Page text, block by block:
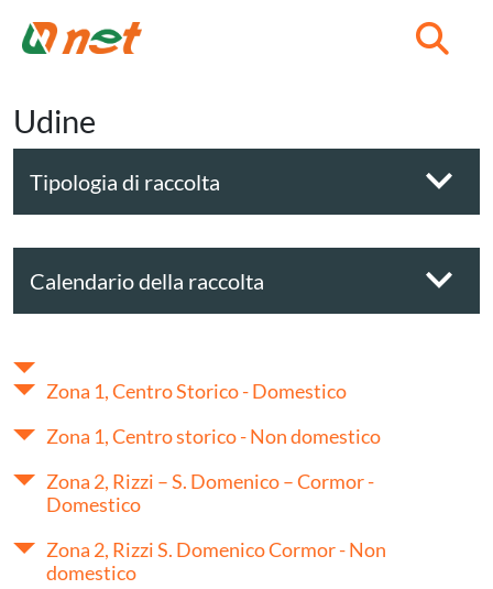
Udine
Tipologia di raccolta
Calendario della raccolta
Zona 1, Centro Storico - Domestico
Zona 1, Centro storico - Non domestico
Zona 2, Rizzi – S. Domenico – Cormor -
Domestico
Zona 2, Rizzi S. Domenico Cormor - Non
domestico